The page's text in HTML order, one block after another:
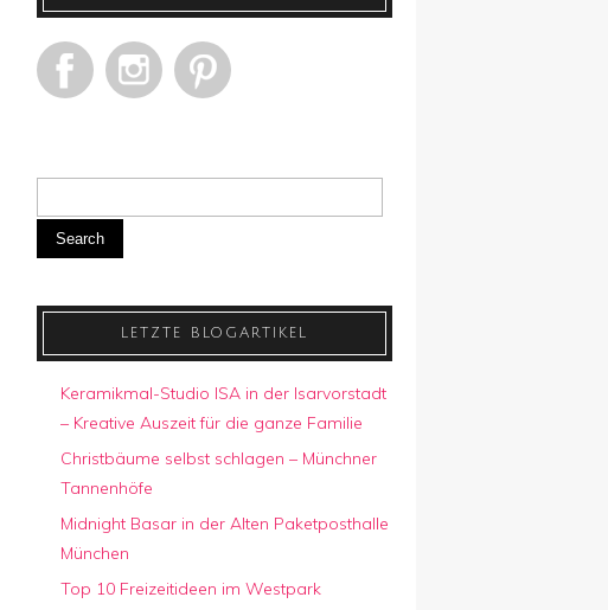
Search
LETZTE BLOGARTIKEL
Keramikmal-Studio ISA in der Isarvorstadt
– Kreative Auszeit für die ganze Familie
Christbäume selbst schlagen – Münchner
Tannenhöfe
Midnight Basar in der Alten Paketposthalle
München
Top 10 Freizeitideen im Westpark